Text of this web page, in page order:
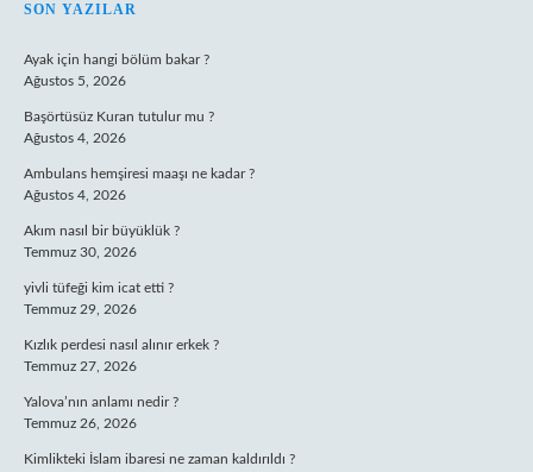
SIDEBAR
SON YAZILAR
Ayak için hangi bölüm bakar ?
Ağustos 5, 2026
Başörtüsüz Kuran tutulur mu ?
Ağustos 4, 2026
Ambulans hemşiresi maaşı ne kadar ?
Ağustos 4, 2026
Akım nasıl bir büyüklük ?
Temmuz 30, 2026
yivli tüfeği kim icat etti ?
Temmuz 29, 2026
Kızlık perdesi nasıl alınır erkek ?
Temmuz 27, 2026
Yalova’nın anlamı nedir ?
Temmuz 26, 2026
Kimlikteki İslam ibaresi ne zaman kaldırıldı ?